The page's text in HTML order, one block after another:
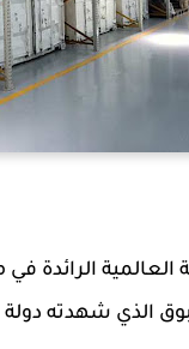
العالمية الرائدة
الذي شهدته